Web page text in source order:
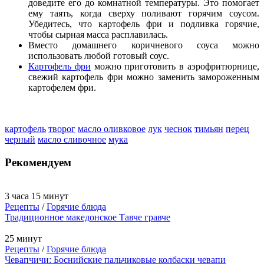
доведите его до комнатной температуры. Это помогает
ему таять, когда сверху поливают горячим соусом.
Убедитесь, что картофель фри и подливка горячие,
чтобы сырная масса расплавилась.
Вместо домашнего коричневого соуса можно
использовать любой готовый соус.
Картофель фри можно приготовить в аэрофритюрнице,
свежий картофель фри можно заменить замороженным
картофелем фри.
картофель творог масло оливковое лук чеснок тимьян перец
черный масло сливочное мука
Рекомендуем
3 часа 15 минут
Рецепты /Горячие блюда
Традиционное македонское Тавче гравче
25 минут
Рецепты /Горячие блюда
Чевапчичи: Боснийские пальчиковые колбаски чевапи